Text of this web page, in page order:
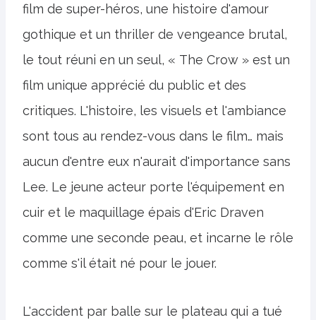
film de super-héros, une histoire d'amour
gothique et un thriller de vengeance brutal,
le tout réuni en un seul, « The Crow » est un
film unique apprécié du public et des
critiques. L'histoire, les visuels et l'ambiance
sont tous au rendez-vous dans le film… mais
aucun d'entre eux n'aurait d'importance sans
Lee. Le jeune acteur porte l'équipement en
cuir et le maquillage épais d'Eric Draven
comme une seconde peau, et incarne le rôle
comme s'il était né pour le jouer.
L'accident par balle sur le plateau qui a tué